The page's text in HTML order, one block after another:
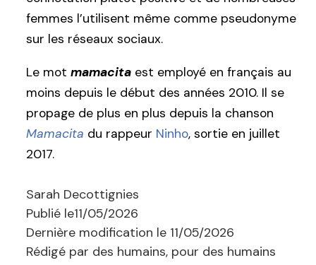
femmes l’utilisent même comme pseudonyme
sur les réseaux sociaux.
Le mot mamacita est employé en français au
moins depuis le début des années 2010. Il se
propage de plus en plus depuis la chanson
Mamacita du rappeur Ninho, sortie en juillet
2017.
Sarah Decottignies
Publié le11/05/2026
Dernière modification le 11/05/2026
Rédigé par des humains, pour des humains